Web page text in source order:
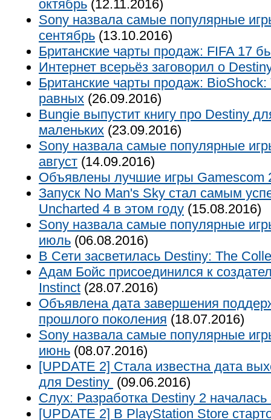
октябрь (12.11.2016)
Sony назвала самые популярные
сентябрь (13.10.2016)
Британские чарты продаж: FIFA 17
Интернет всерьёз заговорил о
Британские чарты продаж:
равных (26.09.2016)
Bungie выпустит книгу про Destiny
маленьких (23.09.2016)
Sony назвала самые популярные
август (14.09.2016)
Объявлены лучшие игры Gamescom
Запуск No Man's Sky стал самым
Uncharted 4 в этом году (15.08.2016)
Sony назвала самые популярные
июль (06.08.2016)
В Сети засветилась Destiny: The
Адам Бойс присоединился к
Instinct (28.07.2016)
Объявлена дата завершения
прошлого поколения (18.07.2016)
Sony назвала самые популярные
июнь (08.07.2016)
[UPDATE 2] Стала известна дата
для Destiny (09.06.2016)
Слух: Разработка Destiny 2 началась
[UPDATE 2] В PlayStation Store